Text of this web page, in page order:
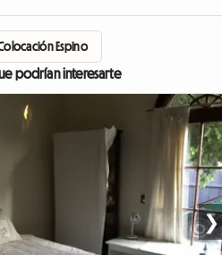
Espino
podrían interesarte
❯